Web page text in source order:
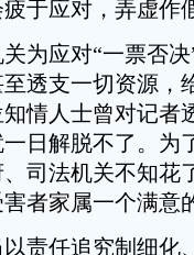
于应对，弄虚作
为应对“一票否
透支一切资源，
情人士曾对记者
日解脱不了。为
司法机关不知花
者家属一个满意
责任追究制细化